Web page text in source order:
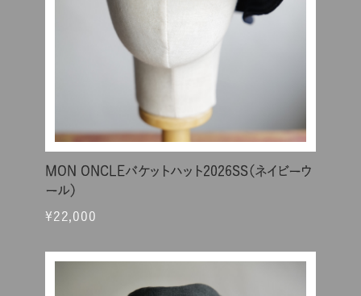
MON ONCLEバケットハット2026SS（ネイビーウ
ール）
¥22,000